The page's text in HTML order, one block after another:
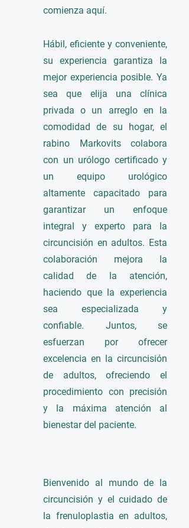
comienza aquí.
Hábil, eficiente y conveniente,
su experiencia garantiza la
mejor experiencia posible. Ya
sea que elija una clínica
privada o un arreglo en la
comodidad de su hogar, el
rabino Markovits colabora
con un urólogo certificado y
un equipo urológico
altamente capacitado para
garantizar un enfoque
integral y experto para la
circuncisión en adultos. Esta
colaboración mejora la
calidad de la atención,
haciendo que la experiencia
sea especializada y
confiable. Juntos, se
esfuerzan por ofrecer
excelencia en la circuncisión
de adultos, ofreciendo el
procedimiento con precisión
y la máxima atención al
bienestar del paciente.
Bienvenido al mundo de la
circuncisión y el cuidado de
la frenuloplastia en adultos,